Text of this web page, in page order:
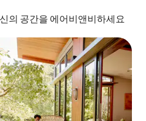
의 공간을 에어비앤비하세요